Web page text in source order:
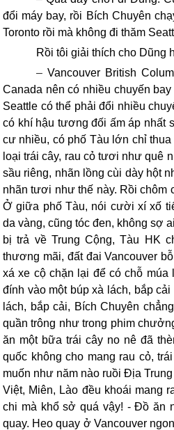
đổi máy bay, rồi Bích Chuyên
Toronto rồi mà không đi thăm
Rồi tôi giải thích cho Dũng
– Vancouver British
Canada nên có nhiều chuyến
Seattle có thể phải đổi nhiều
có khí hậu tương đối ấm áp nhất
cư nhiều, có phố Tàu lớn chỉ
loại trái cây, rau cỏ tươi như quê
sầu riêng, nhãn lồng cùi dày hột
nhãn tươi như thế này. Rồi chôm
Ở giữa phố Tàu, nói cười xí xố
da vàng, cũng tóc đen, không sợ
bị trả về Trung Cộng, Tàu HK
thương mãi, đất đai Vancouver
xá xe cộ chặn lại để có chỗ múa
đính vào một búp xà lách, bắp
lách, bắp cải, Bích Chuyên
quần trông như trong phim
ăn một bữa trái cây no nê đã
quốc không cho mang rau cỏ,
muốn như năm nào ruồi Địa
Việt, Miên, Lào đều khoái mang
chi mà khổ sở quá vậy! - Đồ ăn
quay. Heo quay ở Vancouver